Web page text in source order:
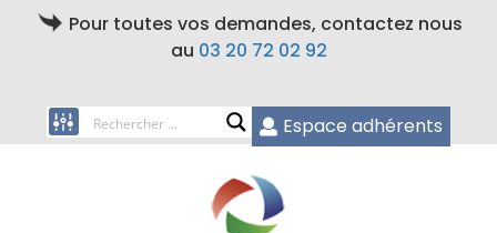
Pour toutes vos demandes, contactez nous
au 03 20 72 02 92
Espace adhérents